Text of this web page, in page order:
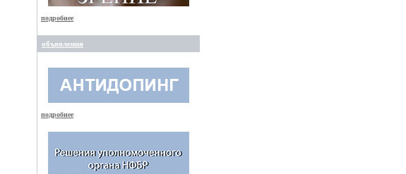
подробнее
объявления
подробнее